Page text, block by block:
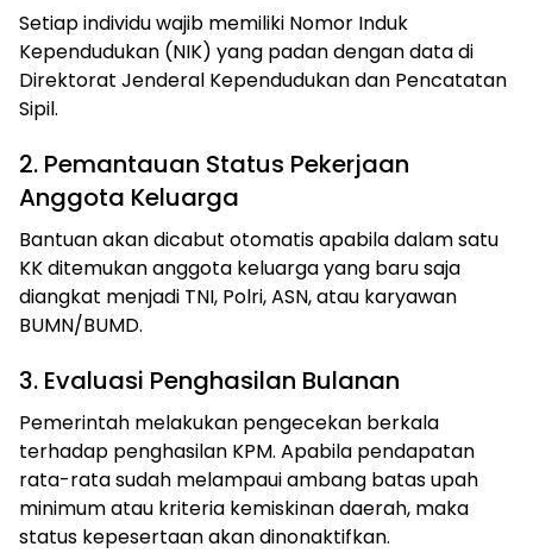
Setiap individu wajib memiliki Nomor Induk
Kependudukan (NIK) yang padan dengan data di
Direktorat Jenderal Kependudukan dan Pencatatan
Sipil.
2. Pemantauan Status Pekerjaan
Anggota Keluarga
Bantuan akan dicabut otomatis apabila dalam satu
KK ditemukan anggota keluarga yang baru saja
diangkat menjadi TNI, Polri, ASN, atau karyawan
BUMN/BUMD.
3. Evaluasi Penghasilan Bulanan
Pemerintah melakukan pengecekan berkala
terhadap penghasilan KPM. Apabila pendapatan
rata-rata sudah melampaui ambang batas upah
minimum atau kriteria kemiskinan daerah, maka
status kepesertaan akan dinonaktifkan.